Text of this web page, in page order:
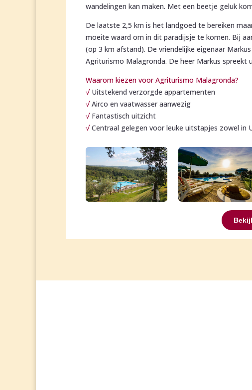
wandelingen kan maken. Met een beetje geluk
De laatste 2,5 km is het landgoed te bereiken
moeite waard om in dit paradijsje te komen. Bij
(op 3 km afstand). De vriendelijke eigenaar
Agriturismo Malagronda. De heer Markus spreekt
Waarom kiezen voor Agriturismo Malagronda?
√Uitstekend verzorgde appartementen
√Airco en vaatwasser aanwezig
√Fantastisch uitzicht
√Centraal gelegen voor leuke uitstapjes zowel in